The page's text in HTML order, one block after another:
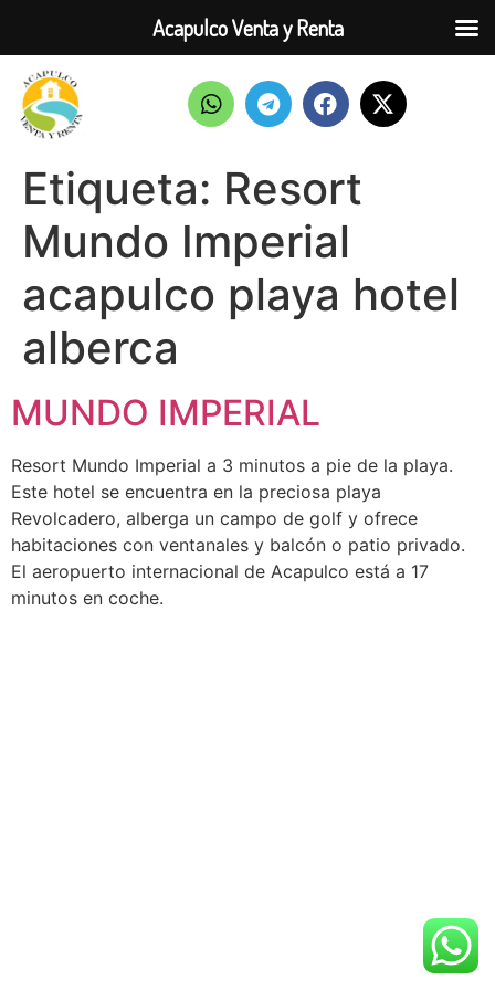
Etiqueta: Resort
Mundo Imperial
acapulco playa hotel
alberca
MUNDO IMPERIAL
Resort Mundo Imperial a 3 minutos a pie de la playa.
Este hotel se encuentra en la preciosa playa
Revolcadero, alberga un campo de golf y ofrece
habitaciones con ventanales y balcón o patio privado.
El aeropuerto internacional de Acapulco está a 17
minutos en coche.
Acapulco Venta y Renta